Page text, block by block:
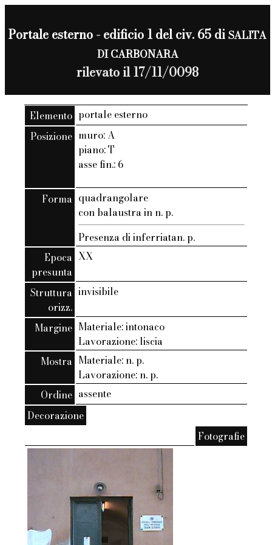
Portale esterno - edificio 1 del civ. 65 diSALITA
DI CARBONARA
rilevato il 17/11/0098
Elemento portale esterno
Posizione muro: A
piano: T
asse fin.: 6
Forma quadrangolare
con balaustra in n. p.
Presenza di inferriatan. p.
Epoca
presunta
XX
Struttura
orizz.
invisibile
Margine Materiale: intonaco
Lavorazione: liscia
Mostra Materiale: n. p.
Lavorazione: n. p.
Ordine assente
Decorazione
Fotografie